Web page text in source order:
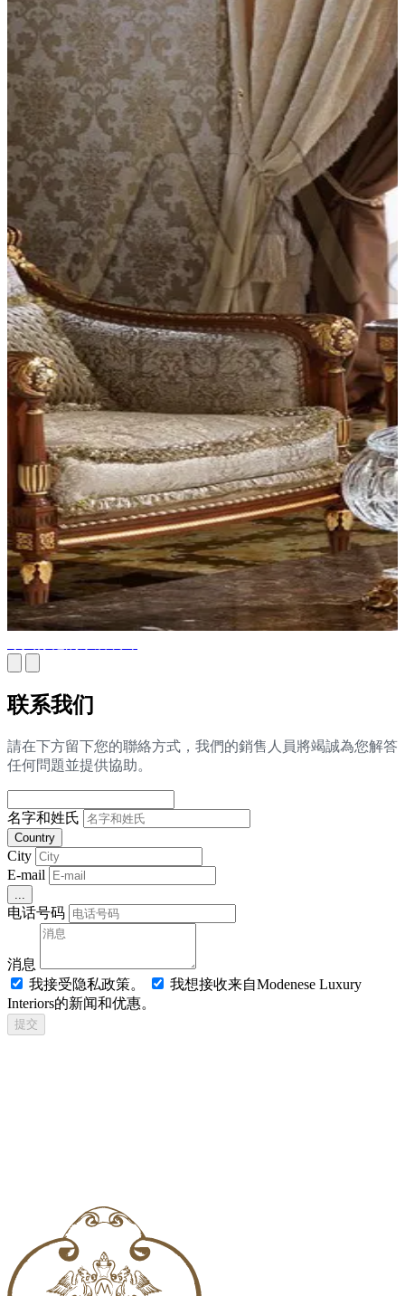
联系我们
請在下方留下您的聯絡方式，我們的銷售人員將竭誠為您解答
任何問題並提供協助。
名字和姓氏
Country
City
E-mail
电话号码
消息
我接受隐私政策。
我想接收来自Modenese Luxury
Interiors的新闻和优惠。
提交